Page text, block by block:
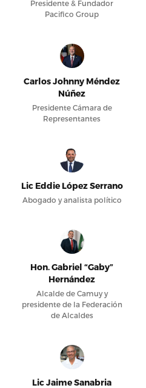
Presidente & Fundador
Pacifico Group
Carlos Johnny Méndez
Núñez
Presidente Cámara de
Representantes
Lic Eddie López Serrano
Abogado y analista político
Hon. Gabriel “Gaby”
Hernández
Alcalde de Camuy y
presidente de la Federación
de Alcaldes
Lic Jaime Sanabria